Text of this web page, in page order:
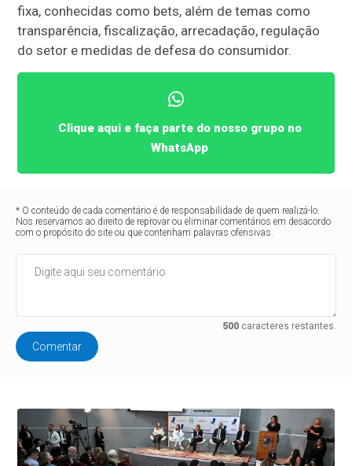
fixa, conhecidas como bets, além de temas como
transparência, fiscalização, arrecadação, regulação
do setor e medidas de defesa do consumidor.
Clique aqui e faça parte do nosso grupo no
WhatsApp
* O conteúdo de cada comentário é de responsabilidade de quem realizá-lo.
Nos reservamos ao direito de reprovar ou eliminar comentários em desacordo
com o propósito do site ou que contenham palavras ofensivas.
500caracteres restantes.
Comentar